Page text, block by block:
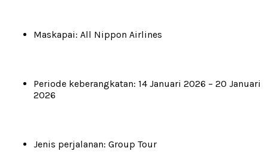
Maskapai: All Nippon Airlines
Periode keberangkatan: 14 Januari 2026 – 20 Januari
2026
Jenis perjalanan: Group Tour